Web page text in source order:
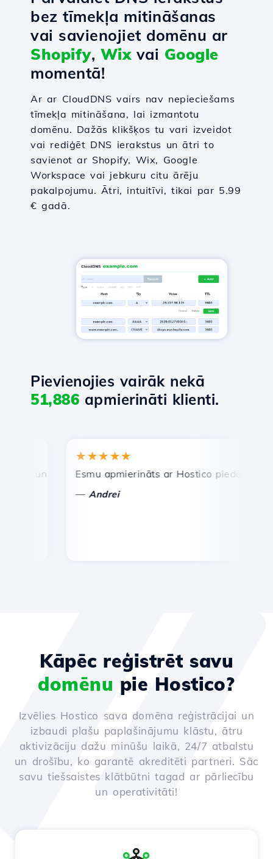
bez tīmekļa mitināšanas
vai savienojiet domēnu ar
Shopify, Wixvai Google
momentā!
Ar ar CloudDNS vairs nav nepieciešams
tīmekļa mitināšana, lai izmantotu
domēnu. Dažās klikšķos tu vari izveidot
vai rediģēt DNS ierakstus un ātri to
savienot ar Shopify, Wix, Google
Workspace vai jebkuru citu ārēju
pakalpojumu. Ātri, intuitīvi, tikai par 5.99
€ gadā.
Pievienojies vairāk nekā
51,886 apmierināti klienti.
un efektīva tehniskā atbalsta dienests.
★★★★★
Esmu apmierināts ar Hostico piedāvātajiem
Andrei
Kāpēc reģistrēt savu
domēnu pie Hostico?
Izvēlies Hostico sava domēna reģistrācijai un
izbaudi plašu paplašinājumu klāstu, ātru
aktivizāciju dažu minūšu laikā, 24/7 atbalstu
un drošību, ko garantē akreditēti partneri. Sāc
savu tiešsaistes klātbūtni tagad ar pārliecību
un operativitāti!